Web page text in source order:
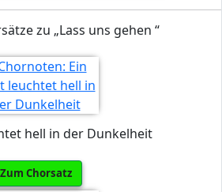
zu „Lass uns gehen “
hell in der Dunkelheit
Zum Chorsatz